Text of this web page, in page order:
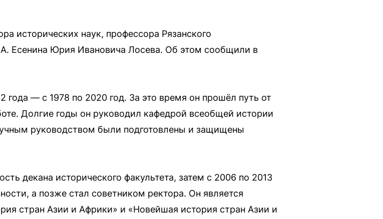
исторических наук, профессора Рязанского
А. Есенина Юрия Ивановича Лосева. Об этом сообщили в
года — с 1978 по 2020 год. За это время он прошёл путь от
Долгие годы он руководил кафедрой всеобщей истории
руководством были подготовлены и защищены
декана исторического факультета, затем с 2006 по 2013
а позже стал советником ректора. Он является
стран Азии и Африки» и «Новейшая история стран Азии и